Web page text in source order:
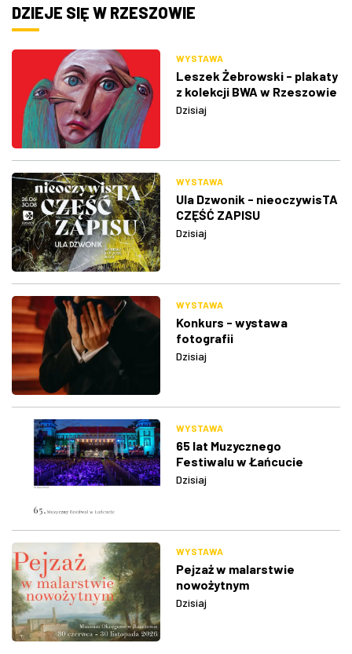
DZIEJE SIĘ W RZESZOWIE
WYSTAWA
Leszek Żebrowski - plakaty
z kolekcji BWA w Rzeszowie
Dzisiaj
WYSTAWA
Ula Dzwonik - nieoczywisTA
CZĘŚĆ ZAPISU
Dzisiaj
WYSTAWA
Konkurs - wystawa
fotografii
Dzisiaj
WYSTAWA
65 lat Muzycznego
Festiwalu w Łańcucie
Dzisiaj
WYSTAWA
Pejzaż w malarstwie
nowożytnym
Dzisiaj